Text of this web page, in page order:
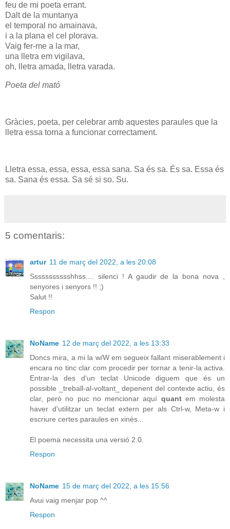
feu de mi poeta errant.
Dalt de la muntanya
el temporal no amainava,
i a la plana el cel plorava.
Vaig fer-me a la mar,
una lletra em vigilava,
oh, lletra amada, lletra varada.
Poeta del mató
Gràcies, poeta, per celebrar amb aquestes paraules que la
lletra essa torna a funcionar correctament.
Lletra essa, essa, essa, essa sana. Sa és sa. És sa. Essa és
sa. Sana és essa. Sa sé si so. Su.
5 comentaris:
artur 11 de març del 2022, a les 20:08
Ssssssssssshhss.... silenci ! A gaudir de la bona nova ,
senyores i senyors !! ;)
Salut !!
Respon
NoName 12 de març del 2022, a les 13:33
Doncs mira, a mi la w/W em segueix fallant miserablement i
encara no tinc clar com procedir per tornar a tenir-la activa.
Entrar-la des d'un teclat Unicode diguem que és un
possible _treball-al-voltant_ depenent del contexte actiu, és
clar, però no puc no mencionar aquí quantem molesta
haver d'utilitzar un teclat extern per als Ctrl-w, Meta-w i
escriure certes paraules en xinès...
El poema necessita una versió 2.0.
Respon
NoName 15 de març del 2022, a les 15:56
Avui vaig menjar pop ^^
Respon